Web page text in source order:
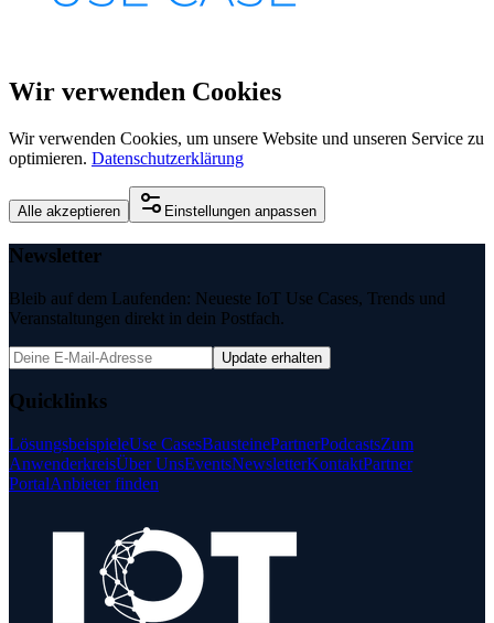
Wir verwenden Cookies
Wir verwenden Cookies, um unsere Website und unseren Service zu
optimieren. Datenschutzerklärung
Alle akzeptieren Einstellungen anpassen
Newsletter
Bleib auf dem Laufenden: Neueste IoT Use Cases, Trends und
Veranstaltungen direkt in dein Postfach.
Update erhalten
Quicklinks
LösungsbeispieleUse CasesBausteinePartnerPodcastsZum
AnwenderkreisÜber UnsEventsNewsletterKontaktPartner
PortalAnbieter finden